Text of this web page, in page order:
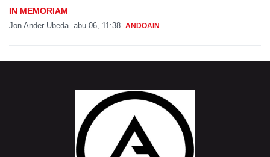
IN MEMORIAM
Jon Ander Ubeda abu 06, 11:38 ANDOAIN